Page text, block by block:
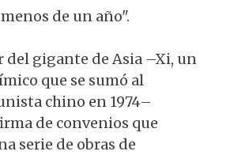
de un año".
del gigante de Asia –Xi, un
que se sumó al
chino en 1974–
de convenios que
serie de obras de